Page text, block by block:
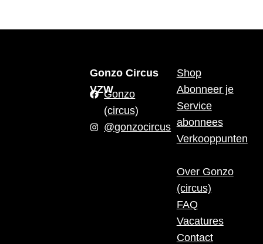
Gonzo Circus
VZWGonzo
(circus)
@gonzocircus
Shop
Abonneer je
Service
abonnees
Verkooppunten
Over Gonzo
(circus)
FAQ
Vacatures
Contact